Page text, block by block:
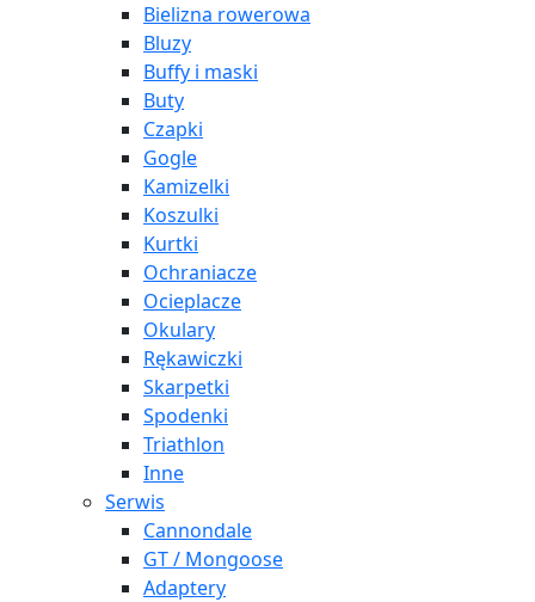
Bielizna rowerowa
Bluzy
Buffy i maski
Buty
Czapki
Gogle
Kamizelki
Koszulki
Kurtki
Ochraniacze
Ocieplacze
Okulary
Rękawiczki
Skarpetki
Spodenki
Triathlon
Inne
Serwis
Cannondale
GT / Mongoose
Adaptery